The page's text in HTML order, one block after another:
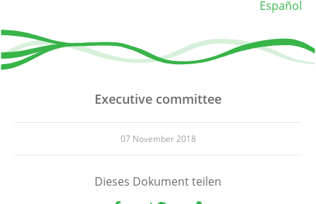
Español
Executive committee
07 November 2018
Dieses Dokument teilen